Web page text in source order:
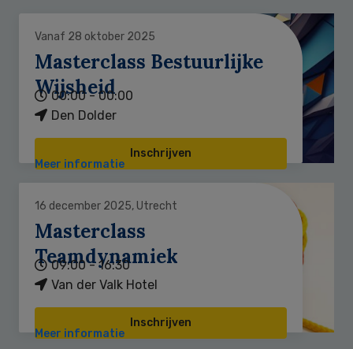
Vanaf 28 oktober 2025
Masterclass Bestuurlijke
Wijsheid
00:00 - 00:00
Den Dolder
Inschrijven
Meer informatie
16 december 2025, Utrecht
Masterclass
Teamdynamiek
09:00 - 16:30
Van der Valk Hotel
Inschrijven
Meer informatie